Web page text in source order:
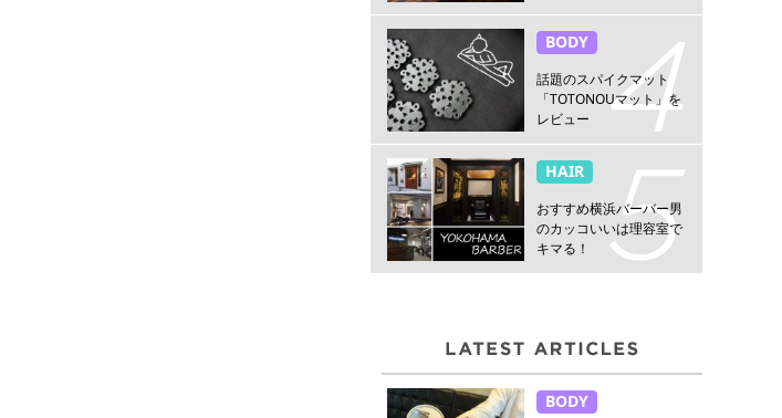
野」
BODY
話題のスパイクマット
「TOTONOUマット」を
レビュー
HAIR
おすすめ横浜バーバー男
のカッコいいは理容室で
キマる！
BODY